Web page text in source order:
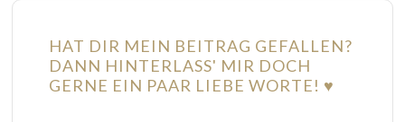
HAT DIR MEIN BEITRAG GEFALLEN?
DANN HINTERLASS' MIR DOCH
GERNE EIN PAAR LIEBE WORTE! ♥